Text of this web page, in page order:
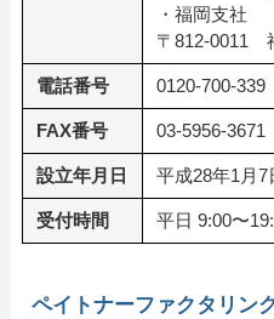
・福岡支社
〒812-0011
電話番号 0120-700-339
FAX番号 03-5956-3671
設立年月日 平成28年1月7
受付時間 平日 9:00〜
ペイトナーファクタリン